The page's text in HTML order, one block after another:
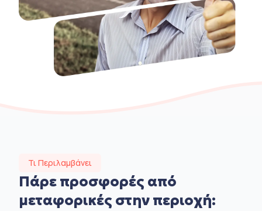
Τι Περιλαμβάνει
Πάρε προσφορές από
μεταφορικές στην περιοχή: